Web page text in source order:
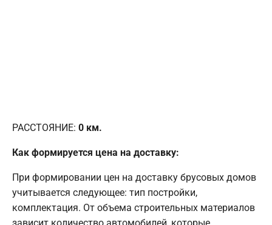
РАССТОЯНИЕ: 0 км.
Как формируется цена на доставку:
При формировании цен на доставку брусовых домов
учитывается следующее: тип постройки,
комплектация. От объема строительных материалов